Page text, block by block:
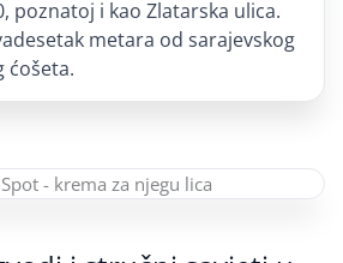
poznatoj i kao Zlatarska ulica.
metara od sarajevskog
ćošeta.